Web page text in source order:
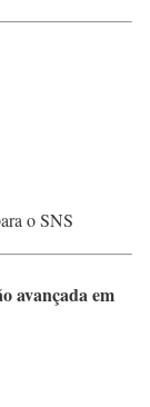
o SNS
avançada em